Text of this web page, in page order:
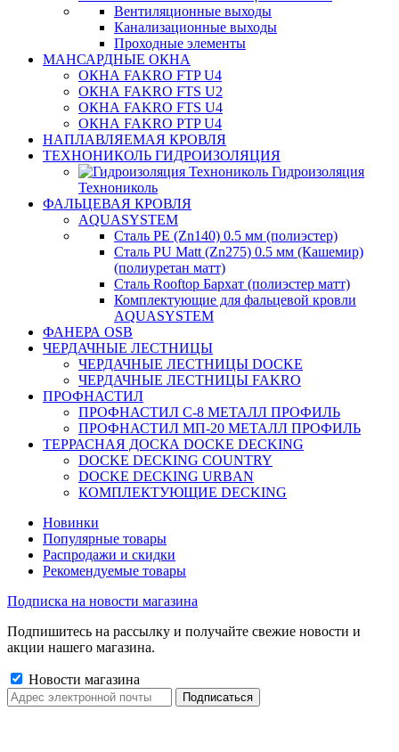
Вентиляционные выходы
Канализационные выходы
Проходные элементы
МАНСАРДНЫЕ ОКНА
ОКНА FAKRO FTP U4
ОКНА FAKRO FTS U2
ОКНА FAKRO FTS U4
ОКНА FAKRO PTP U4
НАПЛАВЛЯЕМАЯ КРОВЛЯ
ТЕХНОНИКОЛЬ ГИДРОИЗОЛЯЦИЯ
Гидроизоляция
Технониколь
ФАЛЬЦЕВАЯ КРОВЛЯ
AQUASYSTEM
Сталь PE (Zn140) 0.5 мм (полиэстер)
Сталь PU Matt (Zn275) 0.5 мм (Кашемир)
(полиуретан матт)
Сталь Rooftop Бархат (полиэстер матт)
Комплектующие для фальцевой кровли
AQUASYSTEM
ФАНЕРА OSB
ЧЕРДАЧНЫЕ ЛЕСТНИЦЫ
ЧЕРДАЧНЫЕ ЛЕСТНИЦЫ DOCKE
ЧЕРДАЧНЫЕ ЛЕСТНИЦЫ FAKRO
ПРОФНАСТИЛ
ПРОФНАСТИЛ C-8 МЕТАЛЛ ПРОФИЛЬ
ПРОФНАСТИЛ МП-20 МЕТАЛЛ ПРОФИЛЬ
ТЕРРАСНАЯ ДОСКА DOCKE DECKING
DOCKE DECKING COUNTRY
DOCKE DECKING URBAN
КОМПЛЕКТУЮЩИЕ DECKING
Новинки
Популярные товары
Распродажи и скидки
Рекомендуемые товары
Подписка на новости магазина
Подпишитесь на рассылку и получайте свежие новости и
акции нашего магазина.
Новости магазина